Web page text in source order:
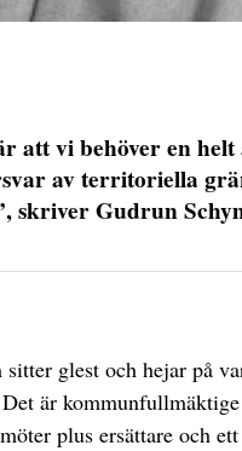
att vi behöver en
av territoriella
skriver Gudrun
glest och hejar på
är
plus ersättare och